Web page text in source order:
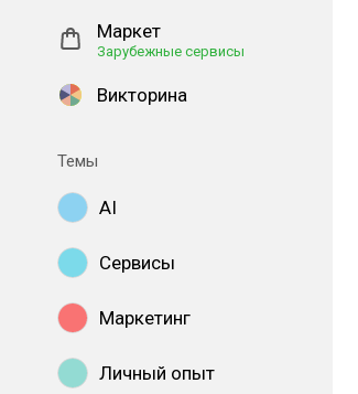
Маркет
Зарубежные сервисы
Викторина
Темы
AI
Сервисы
Маркетинг
Личный опыт